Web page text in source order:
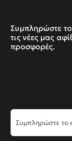
Συμπληρώστε
τις νέες μας
προσφορές.
Συμπληρώστε
το
email